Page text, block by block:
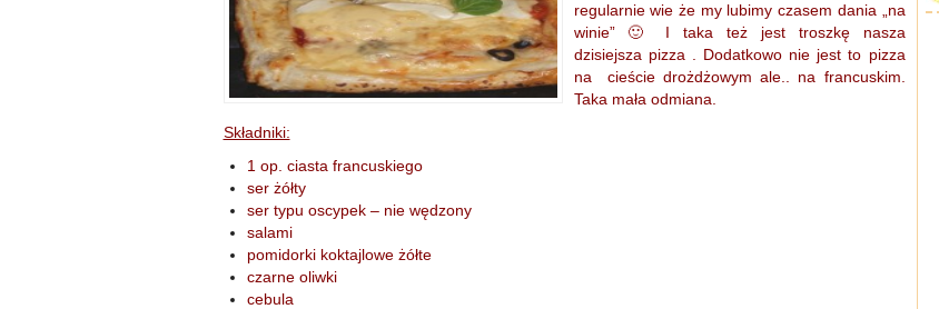
regularnie wie że my lubimy czasem dania „na
winie” 🙂 I taka też jest troszkę nasza
dzisiejsza pizza . Dodatkowo nie jest to pizza
na cieście drożdżowym ale.. na francuskim.
Taka mała odmiana.
Składniki:
1 op. ciasta francuskiego
ser żółty
ser typu oscypek – nie wędzony
salami
pomidorki koktajlowe żółte
czarne oliwki
cebula